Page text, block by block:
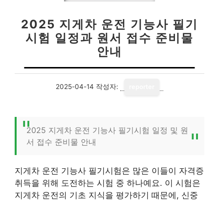
2025 지게차 운전 기능사 필기
시험 일정과 원서 접수 준비물
안내
2025-04-14 작성자:
2025 지게차 운전 기능사 필기시험 일정 및 원
서 접수 준비물 안내
지게차 운전 기능사 필기시험은 많은 이들이 자격증
취득을 위해 도전하는 시험 중 하나예요. 이 시험은
지게차 운전의 기초 지식을 평가하기 때문에, 신중